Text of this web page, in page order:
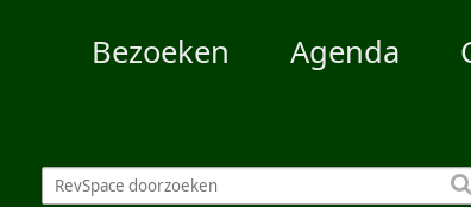
Bezoeken Agenda